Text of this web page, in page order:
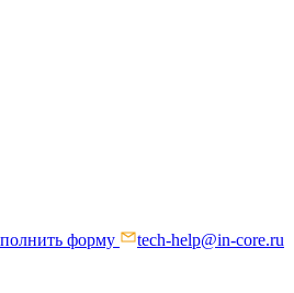
форму
tech-help@in-core.ru